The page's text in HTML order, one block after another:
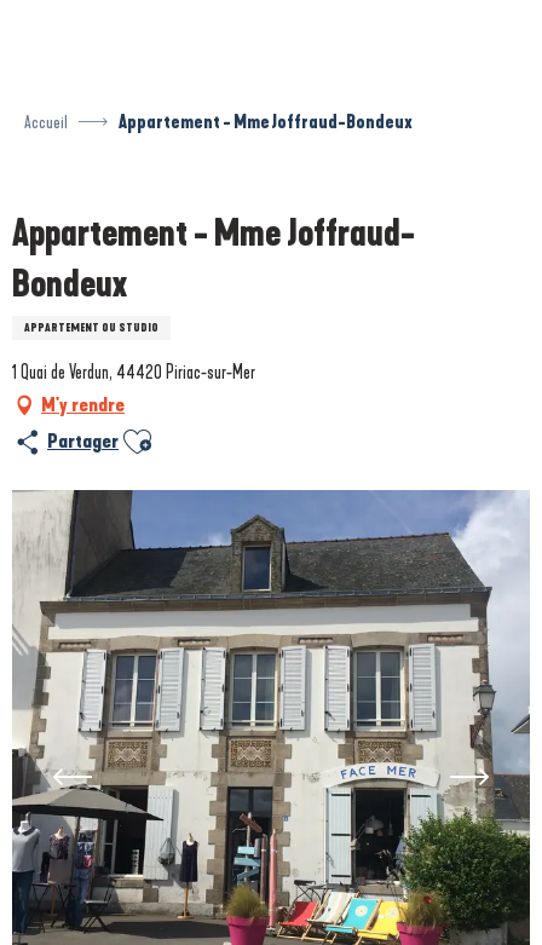
Accueil Appartement - Mme Joffraud-Bondeux
Appartement - Mme Joffraud-
Bondeux
APPARTEMENT OU STUDIO
1 Quai de Verdun, 44420 Piriac-sur-Mer
M'y rendre
Partager Ajouter aux favoris